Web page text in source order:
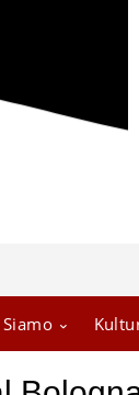
Siamo